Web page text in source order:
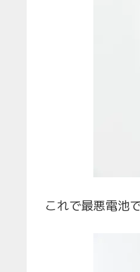
これで最悪電池